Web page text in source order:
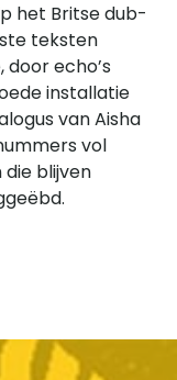
het Britse dub-
teksten
echo’s
installatie
van Aisha
vol
blijven